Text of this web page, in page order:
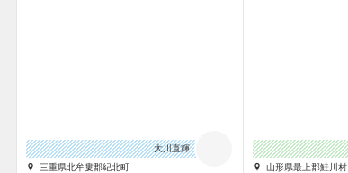
大川直輝
三重県北牟婁郡紀北町
山形県最上郡鮭川村